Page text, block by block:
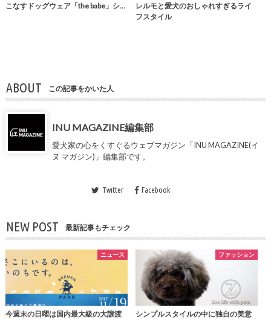
こなすドッグウェア「the babe」シ…
レルモと愛犬のおしゃれすぎるライ
フスタイル
ABOUT この記事をかいた人
INU MAGAZINE編集部
愛犬家の心をくすぐるウェブマガジン「INU MAGAZINE(イ
ヌ マガジン)」編集部です。
Twitter Facebook
NEW POST 最新記事もチェック
ニュース
今週末の日曜は国内最大級の大譲渡
ファッション
シンプルスタイルの中に独自の美意